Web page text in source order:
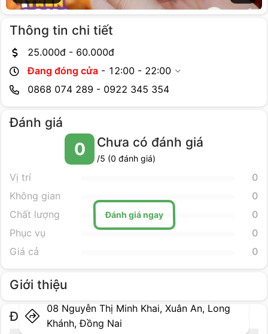
Đánh giá
0 Chưa có đánh giá
/5 (0 đánh giá)
Đánh giá ngay
Vị trí
0
Không gian
0
Chất lượng
0
Phục vụ
0
Giá cả
0
Thông tin chi tiết
25.000đ - 60.000đ
Đang đóng cửa - 12:00 - 22:00
0868 074 289 - 0922 345 354
Giới thiệu
Địa điểm cụ thể
08 Nguyễn Thị Minh Khai, Xuân An, Long
Khánh, Đồng Nai